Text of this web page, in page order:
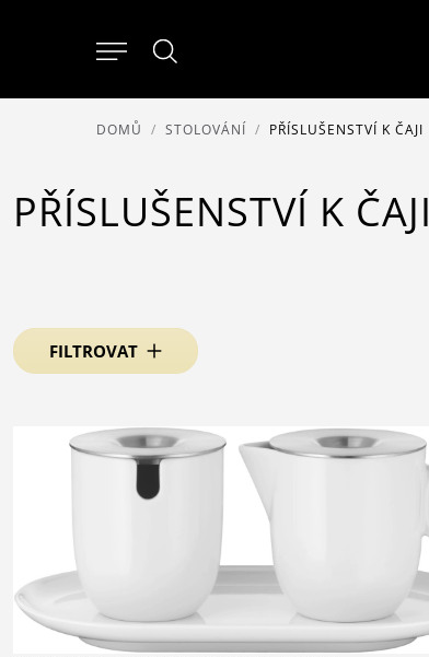
DOMŮ STOLOVÁNÍ PŘÍSLUŠENSTVÍ K ČAJI
PŘÍSLUŠENSTVÍ K ČAJI
FILTROVAT